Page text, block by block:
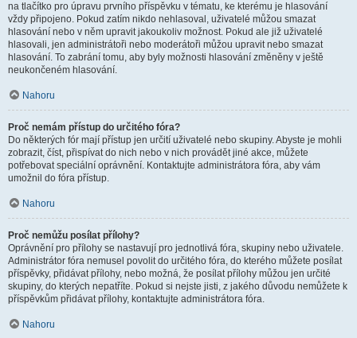
na tlačítko pro úpravu prvního příspěvku v tématu, ke kterému je hlasování
vždy připojeno. Pokud zatím nikdo nehlasoval, uživatelé můžou smazat
hlasování nebo v něm upravit jakoukoliv možnost. Pokud ale již uživatelé
hlasovali, jen administrátoři nebo moderátoři můžou upravit nebo smazat
hlasování. To zabrání tomu, aby byly možnosti hlasování změněny v ještě
neukončeném hlasování.
Nahoru
Proč nemám přístup do určitého fóra?
Do některých fór mají přístup jen určití uživatelé nebo skupiny. Abyste je mohli
zobrazit, číst, přispívat do nich nebo v nich provádět jiné akce, můžete
potřebovat speciální oprávnění. Kontaktujte administrátora fóra, aby vám
umožnil do fóra přístup.
Nahoru
Proč nemůžu posílat přílohy?
Oprávnění pro přílohy se nastavují pro jednotlivá fóra, skupiny nebo uživatele.
Administrátor fóra nemusel povolit do určitého fóra, do kterého můžete posílat
příspěvky, přidávat přílohy, nebo možná, že posílat přílohy můžou jen určité
skupiny, do kterých nepatříte. Pokud si nejste jisti, z jakého důvodu nemůžete k
příspěvkům přidávat přílohy, kontaktujte administrátora fóra.
Nahoru